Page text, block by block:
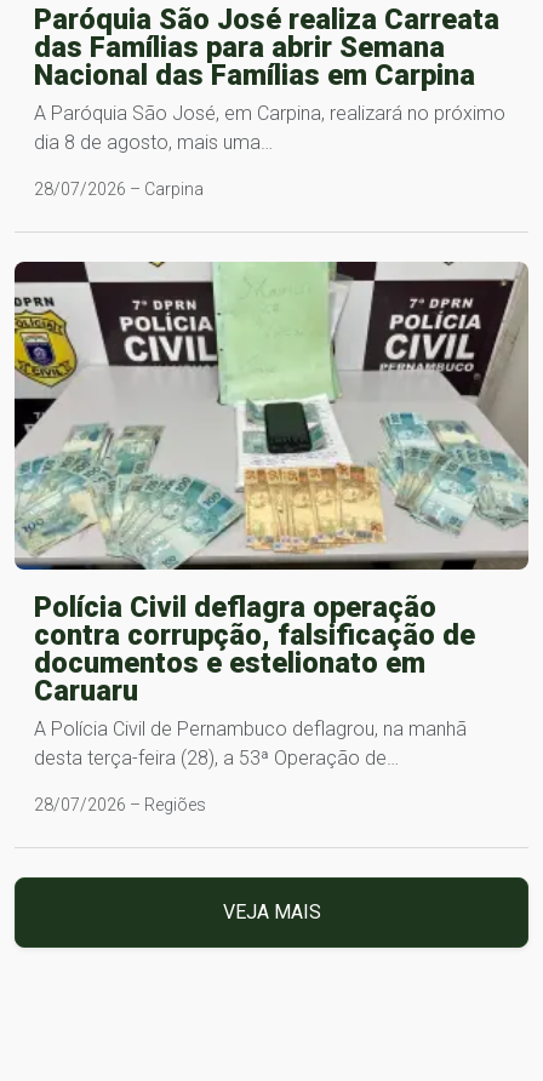
Paróquia São José realiza Carreata
das Famílias para abrir Semana
Nacional das Famílias em Carpina
A Paróquia São José, em Carpina, realizará no próximo
dia 8 de agosto, mais uma…
28/07/2026 – Carpina
Polícia Civil deflagra operação
contra corrupção, falsificação de
documentos e estelionato em
Caruaru
A Polícia Civil de Pernambuco deflagrou, na manhã
desta terça-feira (28), a 53ª Operação de…
28/07/2026 – Regiões
VEJA MAIS